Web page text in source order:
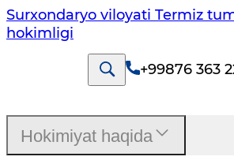
Surxondaryo viloyati Termiz
hokimligi
+99876 363
Hokimiyat haqida